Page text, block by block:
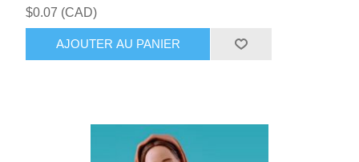
$0.07 (CAD)
AJOUTER AU PANIER